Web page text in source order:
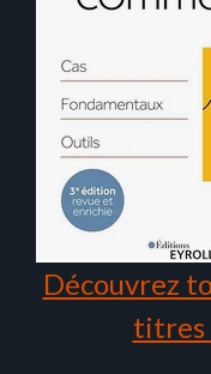
Découvrez
titres